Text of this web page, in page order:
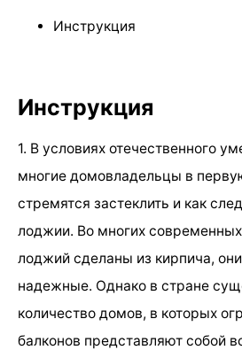
Инструкция
Инструкция
1. В условиях отечественного
многие домовладельцы в
стремятся застеклить и как
лоджии. Во многих
лоджий сделаны из кирпича,
надежные. Однако в стране
количество домов, в которых
балконов представляют собой